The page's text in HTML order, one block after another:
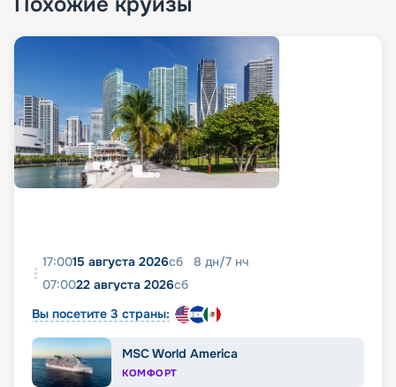
17:0015 августа 2026сб 8 дн/7 нч
07:0022 августа 2026сб
Вы посетите 3 страны:
MSC World America
КОМФОРТ